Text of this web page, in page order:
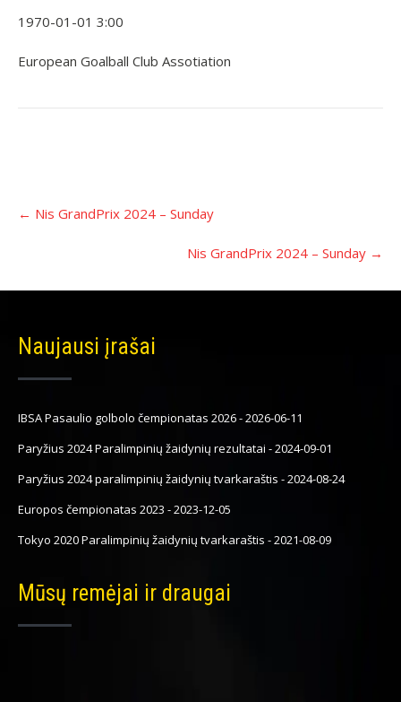
1970-01-01 3:00
European Goalball Club Assotiation
navigacija
← Nis GrandPrix 2024 – Sunday
Nis GrandPrix 2024 – Sunday →
Naujausi įrašai
IBSA Pasaulio golbolo čempionatas 2026-2026-06-11
Paryžius 2024 Paralimpinių žaidynių rezultatai -2024-09-01
Paryžius 2024 paralimpinių žaidynių tvarkaraštis -2024-08-24
Europos čempionatas 2023 -2023-12-05
Tokyo 2020 Paralimpinių žaidynių tvarkaraštis -2021-08-09
Mūsų remėjai ir draugai